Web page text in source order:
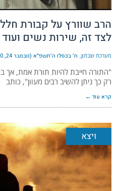
הרב שוורץ על קבורת
לצד זה, שירות נשים ועוד
מערכת שבתון ח׳ בכסלו ה׳תשפ״א (נובמבר 24, 2020)
"התורה חייבת להיות תורת אמת,
רק כך ניתן להשיב רבים מעוון", כותב
קרא עוד ←
ויצא